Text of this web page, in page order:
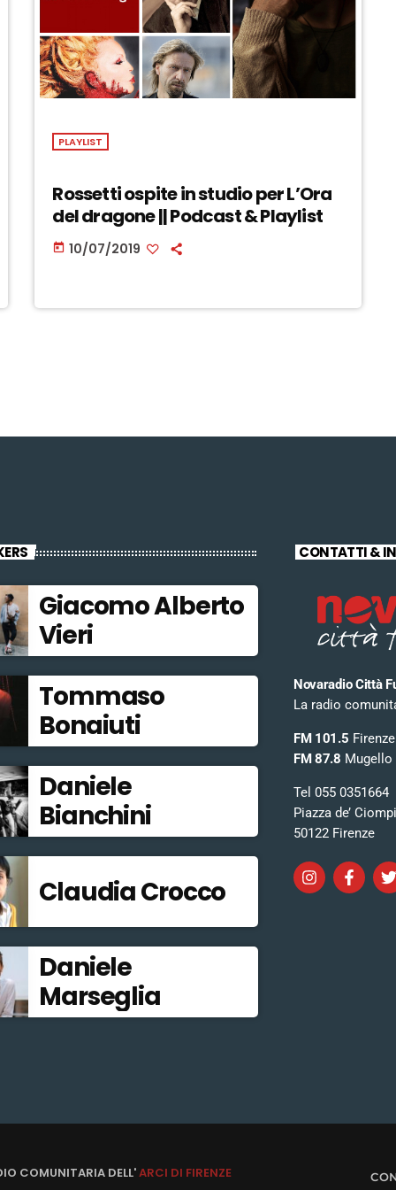
PLAYLIST
Rossetti ospite in studio per L’Ora
del dragone || Podcast & Playlist
today 10/07/2019
Giacomo Alberto
Vieri
Tommaso
Bonaiuti
Daniele
Bianchini
Claudia Crocco
Daniele
Marseglia
CONTATTI &
Novaradio Città
La radio
FM 101.5
FM 87.8 Mugello
Tel 055 0351664
Piazza de’
50122 Firenze
COMUNITARIA DELL'ARCI DI FIRENZE